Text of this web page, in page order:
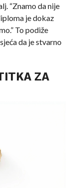
“Znamo da nije
je dokaz
To podiže
da je stvarno
ZA